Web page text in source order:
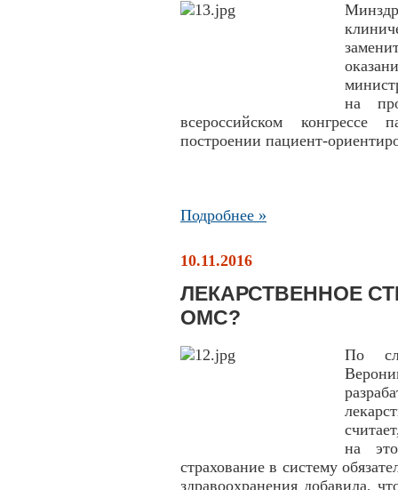
на
всероссийском
построении пациент-
Подробнее »
10.11.2016
ЛЕКАРСТВЕННОЕ
ОМС?
По
на
страхование в систему
здравоохранения добавила,